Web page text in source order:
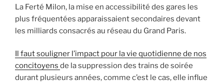
La Ferté Milon, la mise en accessibilité des gares les
plus fréquentées apparaissaient secondaires devant
les milliards consacrés au réseau du Grand Paris.
Il faut souligner l’impact pour la vie quotidienne de nos
concitoyens de la suppression des trains de soirée
durant plusieurs années, comme c’est le cas, elle influe